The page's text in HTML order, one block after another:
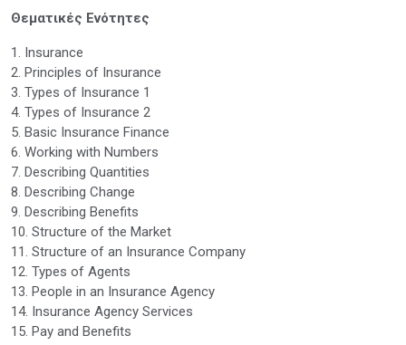
Θεματικές Ενότητες
1. Insurance
2. Principles of Insurance
3. Types of Insurance 1
4. Types of Insurance 2
5. Basic Insurance Finance
6. Working with Numbers
7. Describing Quantities
8. Describing Change
9. Describing Benefits
10. Structure of the Market
11. Structure of an Insurance Company
12. Types of Agents
13. People in an Insurance Agency
14. Insurance Agency Services
15. Pay and Benefits